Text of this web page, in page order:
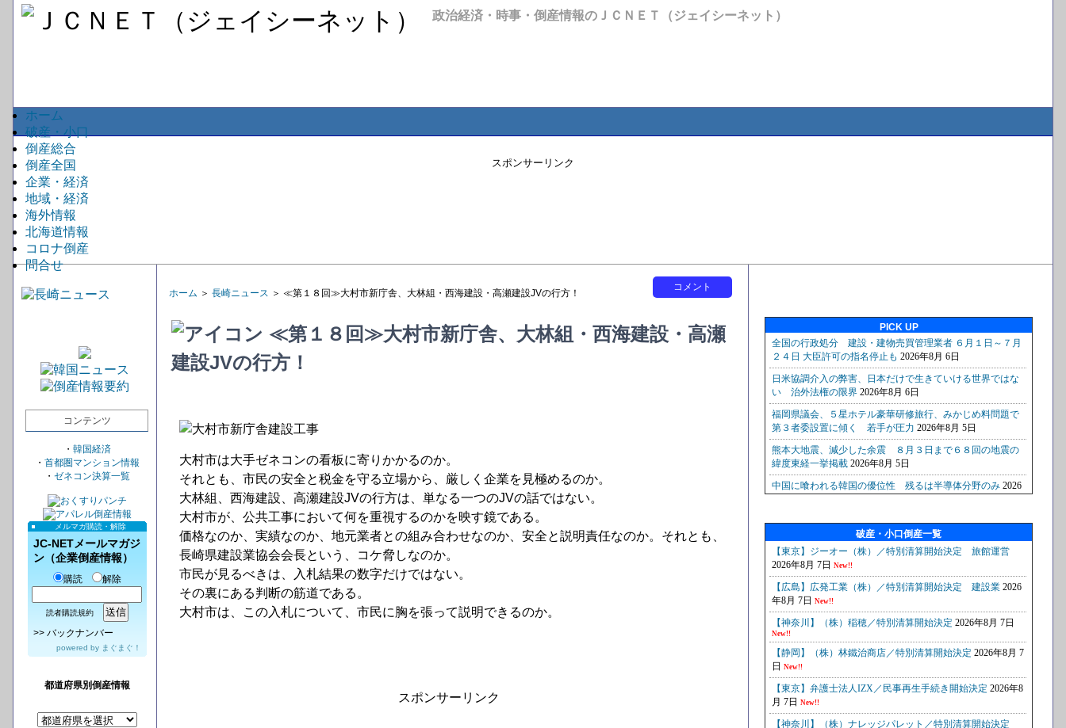
政治経済・時事・倒産情報のＪＣＮＥＴ（ジェイシーネット）
ホーム
破産・小口
倒産総合
倒産全国
企業・経済
地域・経済
海外情報
北海道情報
コロナ倒産
問合せ
スポンサーリンク
コンテンツ
・ 韓国経済
・ 首都圏マンション情報
・ ゼネコン決算一覧
メルマガ購読・解除
JC-NETメールマガジ
ン（企業倒産情報）
購読 解除
読者購読規約
>> バックナンバー
powered by まぐまぐ！
都道府県別倒産情報
コメント
ホーム ＞ 長崎ニュース ＞ ≪第１８回≫大村市新庁舎、大林組・西海建設・高瀬建設JVの行方！
≪第１８回≫大村市新庁舎、大林組・西海建設・高瀬
建設JVの行方！
大村市は大手ゼネコンの看板に寄りかかるのか。
それとも、市民の安全と税金を守る立場から、厳しく企業を見極めるのか。
大林組、西海建設、高瀬建設JVの行方は、単なる一つのJVの話ではない。
大村市が、公共工事において何を重視するのかを映す鏡である。
価格なのか、実績なのか、地元業者との組み合わせなのか、安全と説明責任なのか。それとも、
長崎県建設業協会会長という、コケ脅しなのか。
市民が見るべきは、入札結果の数字だけではない。
その裏にある判断の筋道である。
大村市は、この入札について、市民に胸を張って説明できるのか。
スポンサーリンク
PICK UP
破産・小口倒産一覧